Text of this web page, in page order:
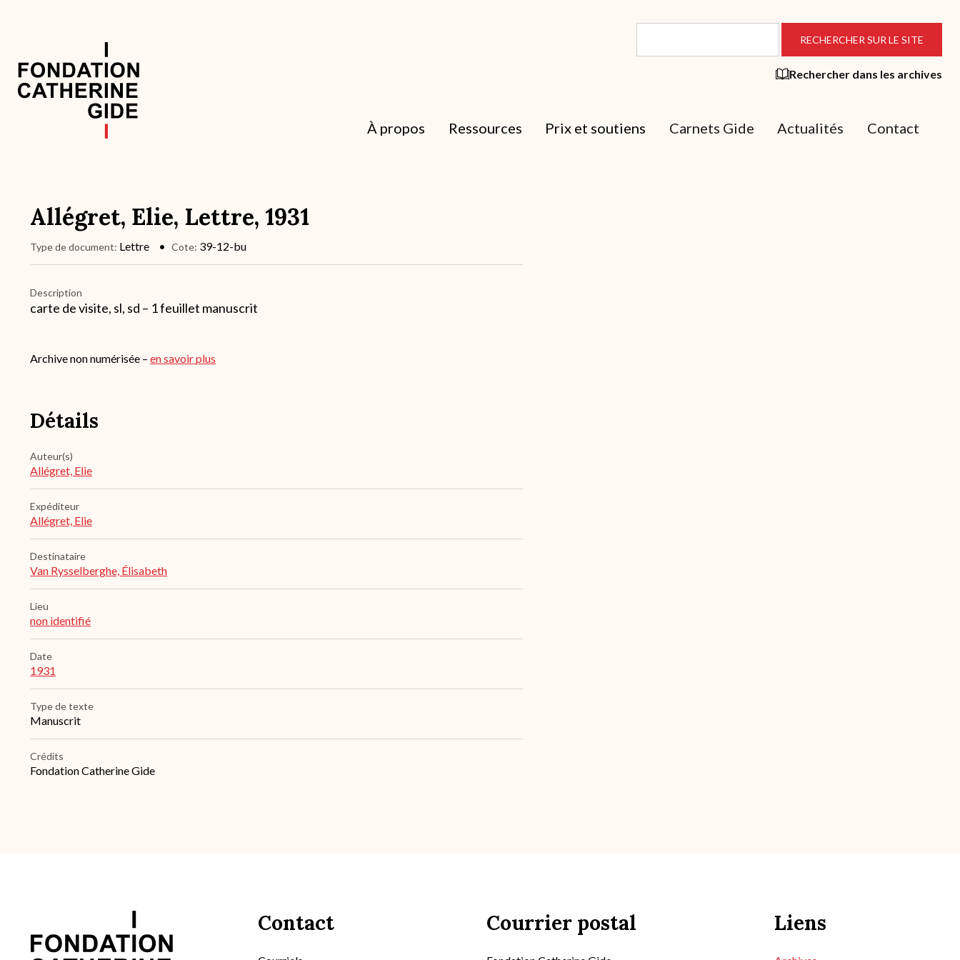
contenu
principal
Rechercher dans les archives
principale
À propos Ressources Prix et soutiens Carnets Gide Actualités Contact
Allégret, Elie, Lettre, 1931
Type de document Lettre Cote 39-12-bu
Description
carte de visite, sl, sd – 1 feuillet manuscrit
Archive non numérisée – en savoir plus
Détails
Auteur(s)
Allégret, Elie
Expéditeur
Allégret, Elie
Destinataire
Van Rysselberghe, Élisabeth
Lieu
non identifié
Date
1931
Type de texte
Manuscrit
Crédits
Fondation Catherine Gide
Contact Courrier postal Liens